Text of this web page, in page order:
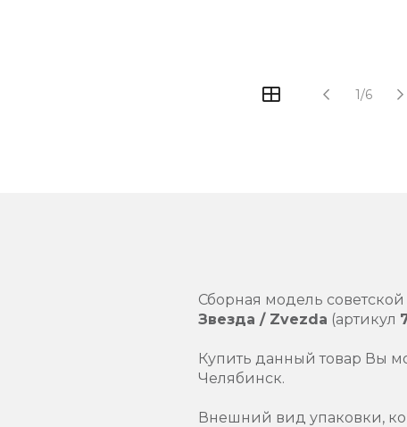
1/6
Сборная модель
Звезда / Zvezda (артикул
Купить данный товар Вы
Челябинск.
Внешний вид упаковки,